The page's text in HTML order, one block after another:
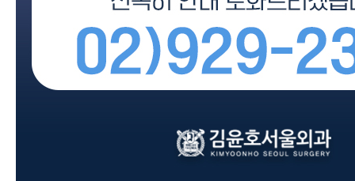
파괴하여 결절을 제거하는 최신 치료법으
이용되고 있습니다.
환부를 절개한 후 종양을 도려내는 기존의
대신 미세한 바늘 삽입을 통해 고주파 열로